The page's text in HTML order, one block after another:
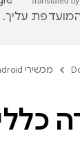
עליך.
מכשירי Android